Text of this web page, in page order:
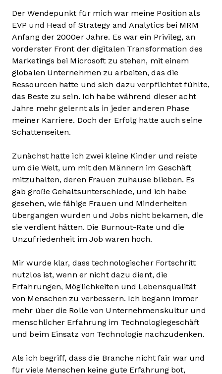
Der Wendepunkt für mich war meine Position als
EVP und Head of Strategy and Analytics bei MRM
Anfang der 2000er Jahre. Es war ein Privileg, an
vorderster Front der digitalen Transformation des
Marketings bei Microsoft zu stehen, mit einem
globalen Unternehmen zu arbeiten, das die
Ressourcen hatte und sich dazu verpflichtet fühlte,
das Beste zu sein. Ich habe während dieser acht
Jahre mehr gelernt als in jeder anderen Phase
meiner Karriere. Doch der Erfolg hatte auch seine
Schattenseiten.
Zunächst hatte ich zwei kleine Kinder und reiste
um die Welt, um mit den Männern im Geschäft
mitzuhalten, deren Frauen zuhause blieben. Es
gab große Gehaltsunterschiede, und ich habe
gesehen, wie fähige Frauen und Minderheiten
übergangen wurden und Jobs nicht bekamen, die
sie verdient hätten. Die Burnout-Rate und die
Unzufriedenheit im Job waren hoch.
Mir wurde klar, dass technologischer Fortschritt
nutzlos ist, wenn er nicht dazu dient, die
Erfahrungen, Möglichkeiten und Lebensqualität
von Menschen zu verbessern. Ich begann immer
mehr über die Rolle von Unternehmenskultur und
menschlicher Erfahrung im Technologiegeschäft
und beim Einsatz von Technologie nachzudenken.
Als ich begriff, dass die Branche nicht fair war und
für viele Menschen keine gute Erfahrung bot,